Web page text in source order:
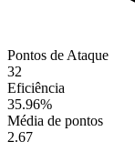
Pontos de Ataque
32
Eficiência
35.96%
Média de pontos
2.67